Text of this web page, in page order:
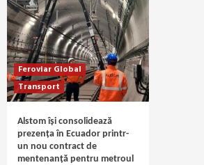
Feroviar Global
Transport
Alstom își consolidează
prezența în Ecuador printr-
un nou contract de
mentenanță pentru metroul